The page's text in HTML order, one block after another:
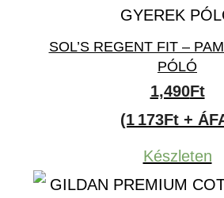
SOL’S REGENT FIT –
PÓLÓ
1,490Ft
(1 173Ft +
Készleten